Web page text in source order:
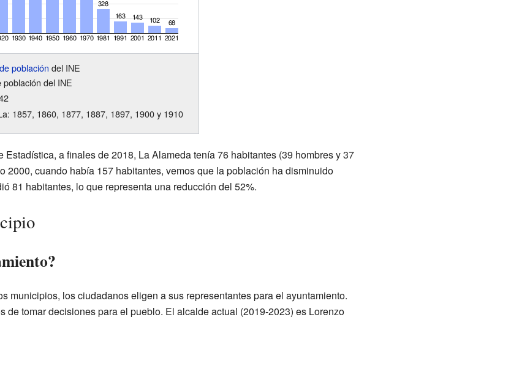
población del INE
del INE
1857, 1860, 1877, 1887, 1897, 1900 y 1910
a finales de 2018, La Alameda tenía 76 habitantes (39 hombres y 37
2000, cuando había 157 habitantes, vemos que la población ha disminuido
81 habitantes, lo que representa una reducción del 52%.
municipios, los ciudadanos eligen a sus representantes para el ayuntamiento.
de tomar decisiones para el pueblo. El alcalde actual (2019-2023) es Lorenzo